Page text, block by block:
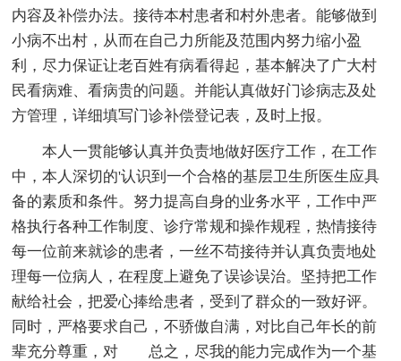
内容及补偿办法。接待本村患者和村外患者。能够做到
小病不出村，从而在自己力所能及范围内努力缩小盈
利，尽力保证让老百姓有病看得起，基本解决了广大村
民看病难、看病贵的问题。并能认真做好门诊病志及处
方管理，详细填写门诊补偿登记表，及时上报。
本人一贯能够认真并负责地做好医疗工作，在工作
中，本人深切的'认识到一个合格的基层卫生所医生应具
备的素质和条件。努力提高自身的业务水平，工作中严
格执行各种工作制度、诊疗常规和操作规程，热情接待
每一位前来就诊的患者，一丝不苟接待并认真负责地处
理每一位病人，在程度上避免了误诊误治。坚持把工作
献给社会，把爱心捧给患者，受到了群众的一致好评。
同时，严格要求自己，不骄傲自满，对比自己年长的前
辈充分尊重，对 总之，尽我的能力完成作为一个基